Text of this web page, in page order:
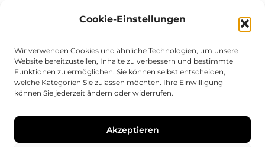
Cookie-Einstellungen
Wir verwenden Cookies und ähnliche Technologien, um unsere
Website bereitzustellen, Inhalte zu verbessern und bestimmte
Funktionen zu ermöglichen. Sie können selbst entscheiden,
welche Kategorien Sie zulassen möchten. Ihre Einwilligung
können Sie jederzeit ändern oder widerrufen.
Akzeptieren
Lotto Börse CLP
Februar 27, 2012
Lotto Bankräuber
Februar 27, 2012